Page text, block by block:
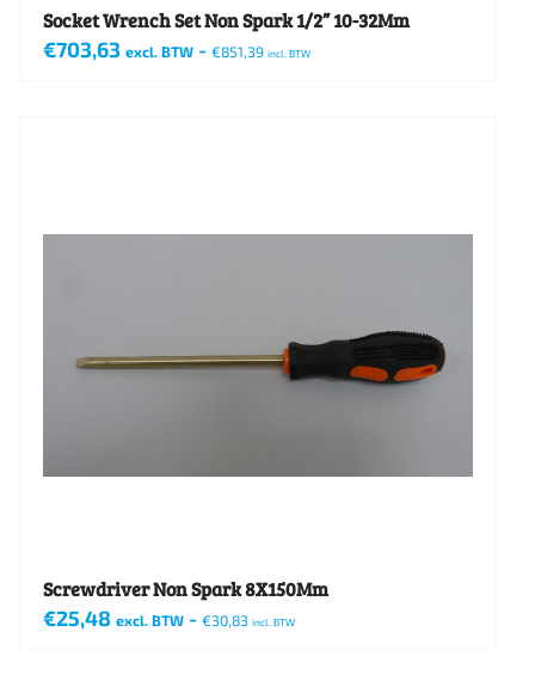
Socket Wrench Set Non Spark 1/2” 10-32Mm
€703,63 excl. BTW - €851,39 incl. BTW
Screwdriver Non Spark 8X150Mm
€25,48 excl. BTW - €30,83 incl. BTW